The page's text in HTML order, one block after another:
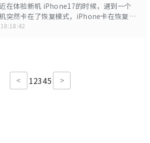
在体验新机 iPhone17的时候，遇到一个
突然卡在了恢复模式，iPhone卡在恢复模
败、误触操作或软件冲突、数据迁移或恢
< 12345 >